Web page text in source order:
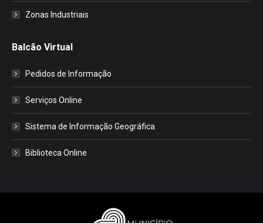
Zonas Industriais
Balcão Virtual
Pedidos de Informação
Serviços Online
Sistema de Informação Geográfica
Biblioteca Online